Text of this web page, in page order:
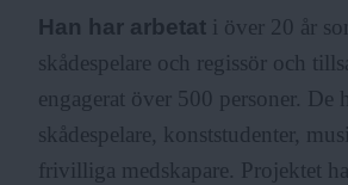
Han har arbetat i över 20 år
skådespelare och regissör och
engagerat över 500 personer. De
skådespelare, konststudenter,
frivilliga medskapare. Projektet